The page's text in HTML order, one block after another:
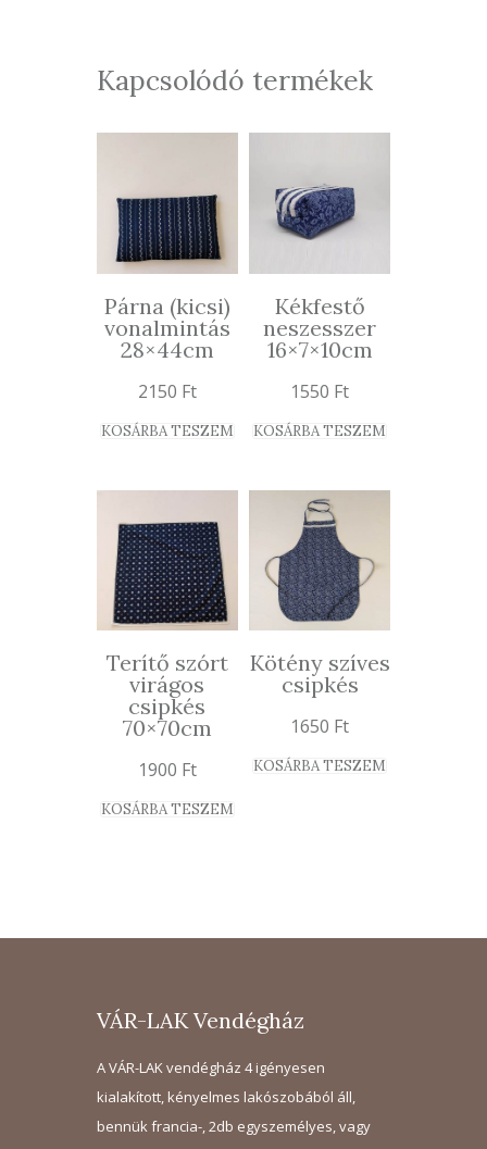
Kapcsolódó termékek
Párna (kicsi)
vonalmintás
28×44cm
2150 Ft
KOSÁRBA TESZEM
Kékfestő
neszesszer
16×7×10cm
1550 Ft
KOSÁRBA TESZEM
Terítő szórt
virágos
csipkés
70×70cm
1900 Ft
KOSÁRBA TESZEM
Kötény szíves
csipkés
1650 Ft
KOSÁRBA TESZEM
VÁR-LAK Vendégház
A VÁR-LAK vendégház 4 igényesen
kialakított, kényelmes lakószobából áll,
bennük francia-, 2db egyszemélyes, vagy